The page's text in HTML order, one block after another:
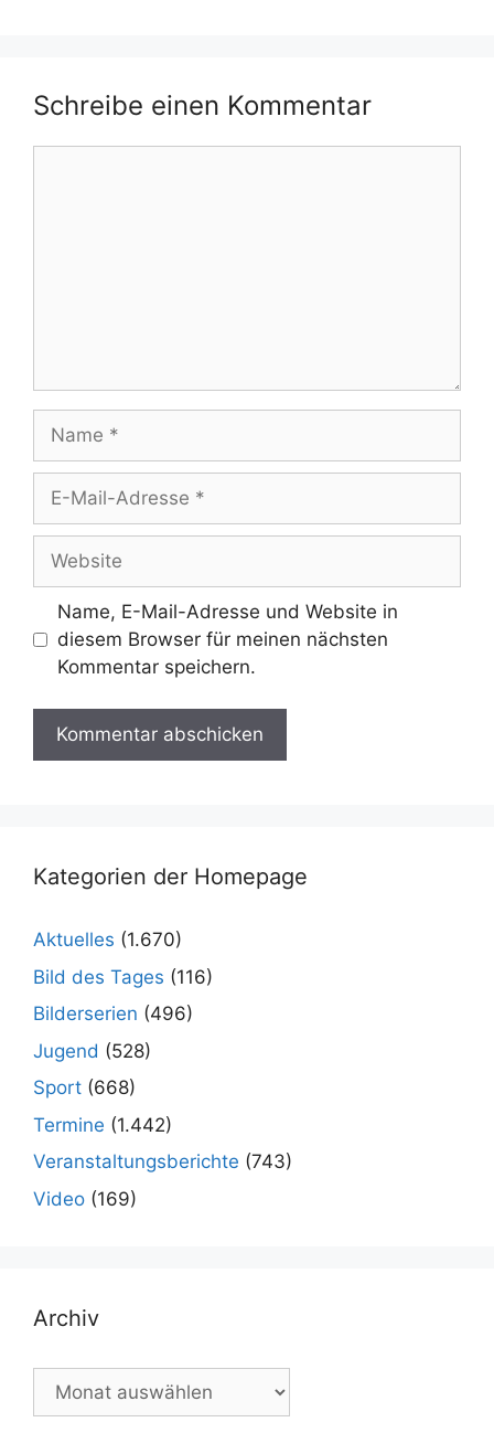
Schreibe einen Kommentar
Mail-
Adresse
Name, E-Mail-Adresse und Website in
diesem Browser für meinen nächsten
Kommentar speichern.
Kategorien der Homepage
Aktuelles (1.670)
Bild des Tages (116)
Bilderserien (496)
Jugend (528)
Sport (668)
Termine (1.442)
Veranstaltungsberichte (743)
Video (169)
Archiv
Archiv